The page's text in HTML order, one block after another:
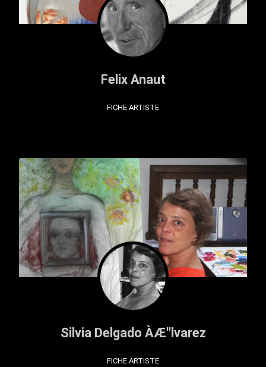
Felix Anaut
FICHE ARTISTE
Silvia Delgado ÀÆ''lvarez
FICHE ARTISTE